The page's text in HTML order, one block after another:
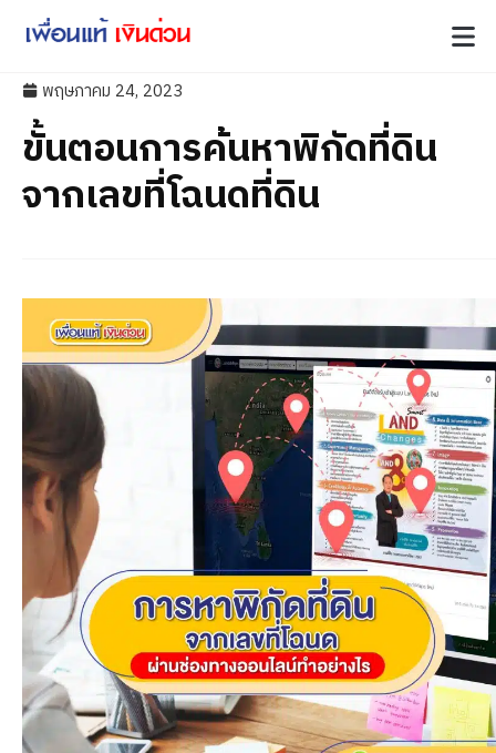
พฤษภาคม 24, 2023
ขั้นตอนการค้นหาพิกัดที่ดิน
จากเลขที่โฉนดที่ดิน